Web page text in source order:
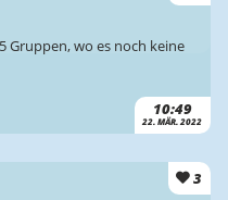
10:49
22. MÄR. 2022
Gruppen, wo es noch keine
3